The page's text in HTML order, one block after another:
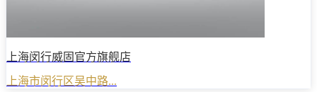
上海闵行威固官方旗舰店
上海市闵行区吴中路...